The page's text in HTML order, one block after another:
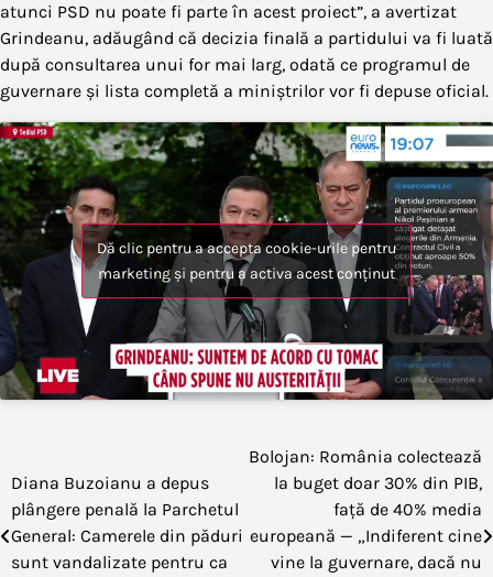
atunci PSD nu poate fi parte în acest proiect”, a avertizat
Grindeanu, adăugând că decizia finală a partidului va fi luată
după consultarea unui for mai larg, odată ce programul de
guvernare și lista completă a miniștrilor vor fi depuse oficial.
Dă clic pentru a accepta cookie-urile pentru
marketing și pentru a activa acest conținut
în
articole
Diana Buzoianu a depus
plângere penală la Parchetul
General: Camerele din păduri
sunt vandalizate pentru ca
Bolojan: România colectează
la buget doar 30% din PIB,
față de 40% media
europeană — „Indiferent cine
vine la guvernare, dacă nu